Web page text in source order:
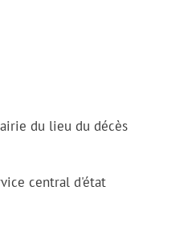
du lieu du décès
central d'état